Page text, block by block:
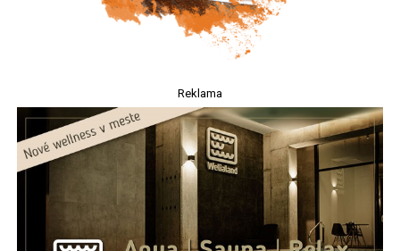
Reklama